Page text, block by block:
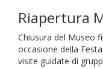
Riapertura
Chiusura del Museo
occasione della
visite guidate di